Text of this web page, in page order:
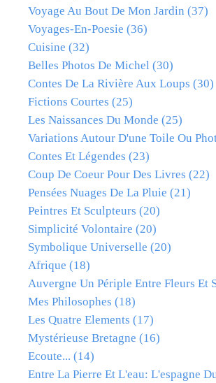
Voyage Au Bout De Mon Jardin (37)
Voyages-En-Poesie (36)
Cuisine (32)
Belles Photos De Michel (30)
Contes De La Rivière Aux Loups (30)
Fictions Courtes (25)
Les Naissances Du Monde (25)
Variations Autour D'une Toile Ou
Contes Et Légendes (23)
Coup De Coeur Pour Des Livres (22)
Pensées Nuages De La Pluie (21)
Peintres Et Sculpteurs (20)
Simplicité Volontaire (20)
Symbolique Universelle (20)
Afrique (18)
Auvergne Un Périple Entre Fleurs Et
Mes Philosophes (18)
Les Quatre Elements (17)
Mystérieuse Bretagne (16)
Ecoute... (14)
Entre La Pierre Et L'eau: L'espagne